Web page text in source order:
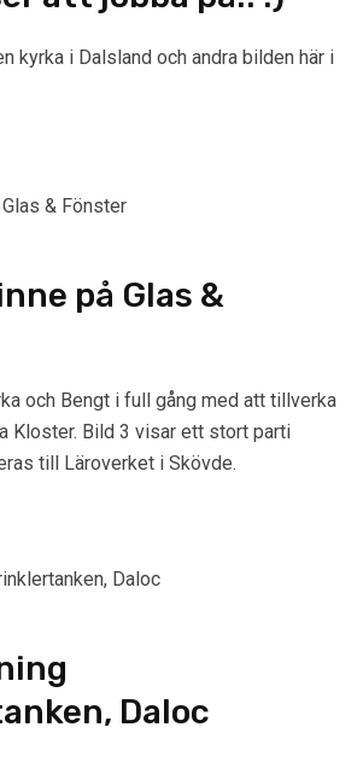
kyrka i Dalsland och andra bilden här i
på Glas &
och Bengt i full gång med att tillverka
Kloster. Bild 3 visar ett stort parti
till Läroverket i Skövde.
Daloc